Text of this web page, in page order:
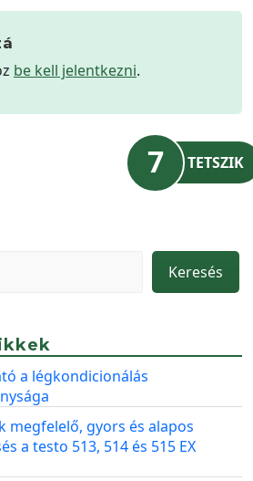
be kell jelentkezni.
7 TETSZIK
Keresés
a légkondicionálás
megfelelő, gyors és alapos
a testo 513, 514 és 515 EX